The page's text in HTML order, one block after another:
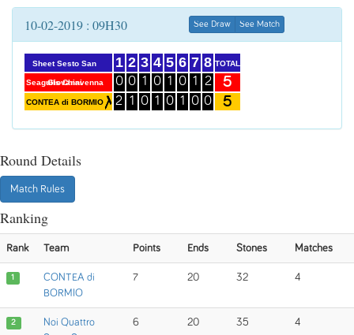
10-02-2019 : 09H30 See Draw See Match
Sheet Sesto San
Giovanni
Seagulls Chiavenna
CONTEA di BORMIO
1
0
2
2
0
1
3
1
0
4
0
1
5
1
0
6
0
1
7
1
0
8
2
0
TOTAL
5
5
Round Details
Match Rules
Ranking
Rank Team Points Ends Stones Matches
1
CONTEA di
BORMIO
7 20 32 4
2
Noi Quattro
6 20 35 4